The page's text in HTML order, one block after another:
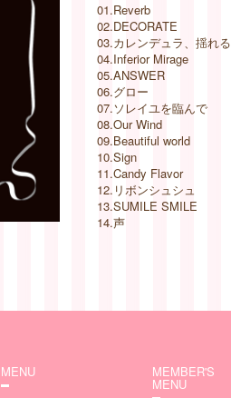
01.Reverb
02.DECORATE
03.カレンデュラ、揺れる
04.Inferior Mirage
05.ANSWER
06.グロー
07.ソレイユを臨んで
08.Our Wind
09.Beautiful world
10.Sign
11.Candy Flavor
12.リボンシュシュ
13.SUMILE SMILE
14.声
MENU MEMBER'S
MENU